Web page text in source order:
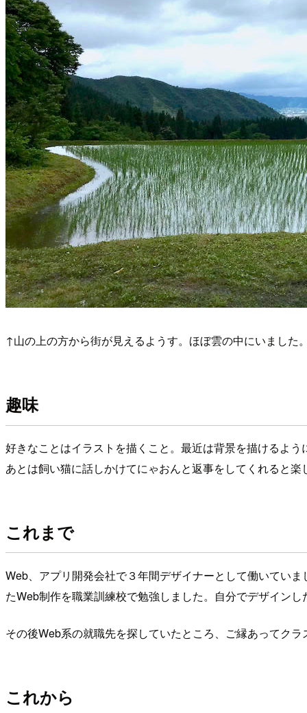
↑山の上の方から街が見えるようす。ほぼ雲の中にいました
趣味
好きなことはイラストを描くこと。最近は背景を描けるよ
あとは飼い猫に話しかけてにゃおんと返事をしてくれると
これまで
Web、アプリ開発会社で３年間デザイナーとして働いてい
たWeb制作を職業訓練校で勉強しました。自分でデザイン
その後Web系の就職先を探していたところ、ご縁あってク
これから